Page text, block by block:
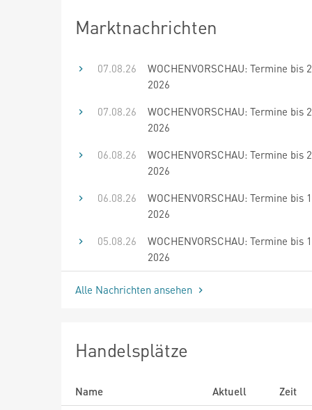
Marktnachrichten
07.08.26
WOCHENVORSCHAU: Termine bis
2026
07.08.26
WOCHENVORSCHAU: Termine bis
2026
06.08.26
WOCHENVORSCHAU: Termine bis
2026
06.08.26
WOCHENVORSCHAU: Termine bis
2026
05.08.26
WOCHENVORSCHAU: Termine bis
2026
Alle Nachrichten ansehen
Handelsplätze
Name Aktuell
Zeit